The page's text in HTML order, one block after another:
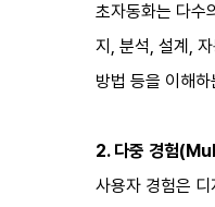
초자동화는 다수
지, 분석, 설계,
방법 등을 이해
2. 다중 경험
사용자 경험은